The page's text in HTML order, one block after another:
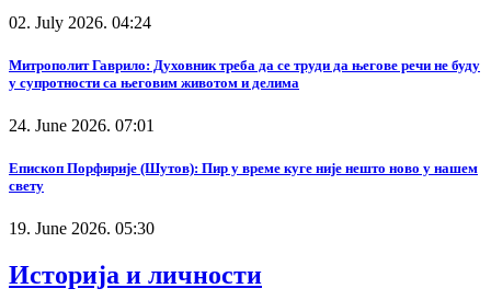
02. July 2026. 04:24
Митрополит Гаврило: Духовник треба да се труди да његове речи не буду
у супротности са његовим животом и делима
24. June 2026. 07:01
Епископ Порфирије (Шутов): Пир у време куге није нешто ново у нашем
свету
19. June 2026. 05:30
Историја и личности